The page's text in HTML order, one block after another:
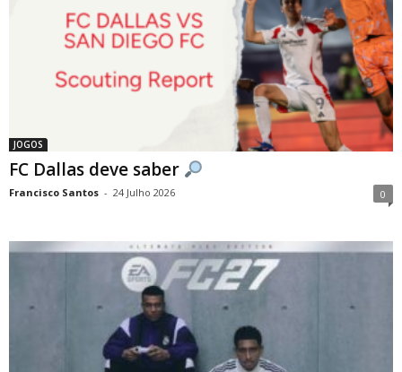
JOGOS
FC Dallas deve saber
Francisco Santos - 24 Julho 2026 0